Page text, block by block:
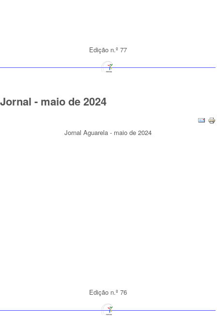
Edição n.º 77
Jornal - maio de 2024
Jornal Aguarela - maio de 2024
Edição n.º 76